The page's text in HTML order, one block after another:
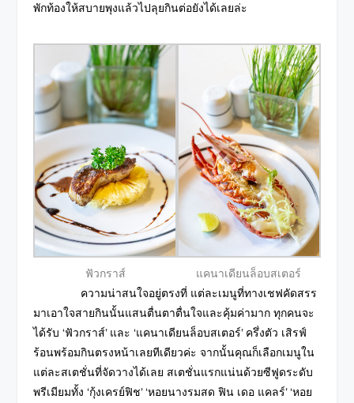
พักท้องให้สบายพุงแล้วไปลุยกินต่อยังได้เลยล่ะ
ฟัวกราส์
แคนาเดียนล็อบสเตอร์
ความน่าสนใจอยู่ตรงที่ แต่ละเมนูที่ทางเชฟคัดสรร
มาเอาใจสายกินนั้นแสนตื่นตาตื่นใจและคุ้มค่ามาก ทุกคนจะ
ได้รับ ‘ฟัวกราส์’ และ ‘แคนาเดียนล็อบสเตอร์’ ครึ่งตัว เสิรฟ์
ร้อนพร้อมกินตรงหน้าเลยทีเดียวค่ะ จากนั้นคุณก็เลือกเมนูใน
แต่ละสเตชั่นที่จัดวางได้เลย สเตชั่นแรกแน่นด้วยซีฟูดระดับ
พรีเมียมทั้ง ‘กุ้งเครย์ฟิช’ ‘หอยนางรมสด ฟิน เดอ แคลร์’ ‘หอย